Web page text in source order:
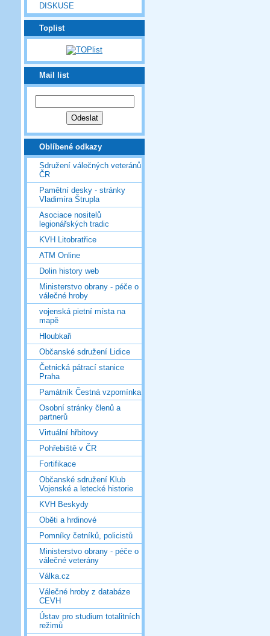
DISKUSE
Toplist
Mail list
Oblíbené odkazy
Sdružení válečných veteránů
ČR
Pamětní desky - stránky
Vladimíra Štrupla
Asociace nositelů
legionářských tradic
KVH Litobratřice
ATM Online
Dolin history web
Ministerstvo obrany - péče o
válečné hroby
vojenská pietní místa na
mapě
Hloubkaři
Občanské sdružení Lidice
Četnická pátrací stanice
Praha
Památník Čestná vzpomínka
Osobní stránky členů a
partnerů
Virtuální hřbitovy
Pohřebiště v ČR
Fortifikace
Občanské sdružení Klub
Vojenské a letecké historie
KVH Beskydy
Oběti a hrdinové
Pomníky četníků, policistů
Ministerstvo obrany - péče o
válečné veterány
Válka.cz
Válečné hroby z databáze
CEVH
Ústav pro studium totalitních
režimů